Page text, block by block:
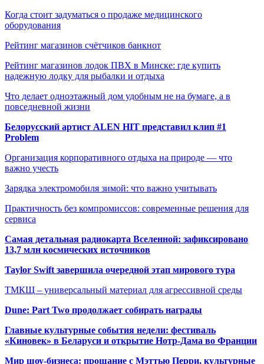
Когда стоит задуматься о продаже медицинского
оборудования
Рейтинг магазинов счётчиков банкнот
Рейтинг магазинов лодок ПВХ в Минске: где купить
надежную лодку для рыбалки и отдыха
Что делает одноэтажный дом удобным не на бумаге, а в
повседневной жизни
Белорусский артист ALEN HIT представил клип #1
Problem
Организация корпоративного отдыха на природе — что
важно учесть
Зарядка электромобиля зимой: что важно учитывать
Практичность без компромиссов: современные решения для
сервиса
Самая детальная радиокарта Вселенной: зафиксировано
13,7 млн космических источников
Taylor Swift завершила очередной этап мирового тура
ТМКЩ – универсальный материал для агрессивной среды
Dune: Part Two продолжает собирать награды
Главные культурные события недели: фестиваль
«Киновек» в Беларуси и открытие Нотр-Дама во Франции
Мир шоу-бизнеса: прощание с Мэттью Перри, культурные